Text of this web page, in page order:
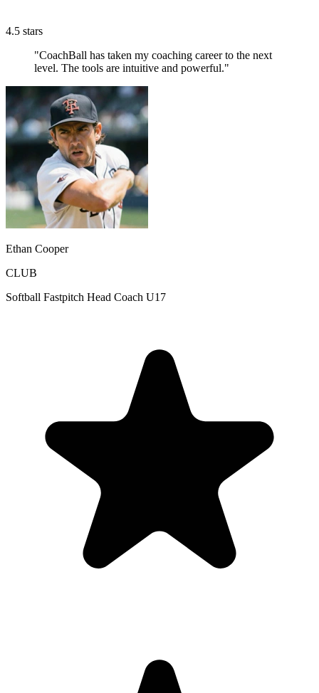
4.5 stars
"CoachBall has taken my coaching career to the next
level. The tools are intuitive and powerful."
Ethan Cooper
CLUB
Softball Fastpitch Head Coach U17